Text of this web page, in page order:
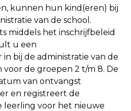
kunnen hun kind(eren) bij
van de school.
middels het inschrijfbeleid
u een
bij de administratie van de
de groepen 2 t/m 8. De
van ontvangst
en registreert de
leerling voor het nieuwe